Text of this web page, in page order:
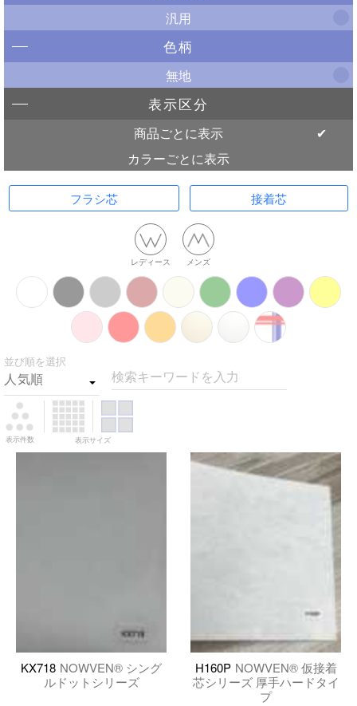
汎用
色柄
無地
表示区分
商品ごとに表示
カラーごとに表示
フラシ芯 接着芯
レディース メンズ
並び順を選択
検索キーワードを入力
表示件数 表示サイズ
KX718 NOWVEN® シング
ルドットシリーズ
H160P NOWVEN® 仮接着
芯シリーズ 厚手ハードタイ
プ